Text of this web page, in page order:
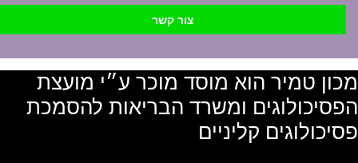
צור קשר
מכון טמיר הוא מוסד מוכר ע״י מועצת
הפסיכולוגים ומשרד הבריאות להסמכת
פסיכולוגים קליניים